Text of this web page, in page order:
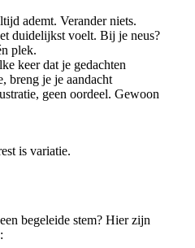
ademt. Verander niets.
duidelijkst voelt. Bij je neus?
plek.
keer dat je gedachten
breng je je aandacht
geen oordeel. Gewoon
is variatie.
begeleide stem? Hier zijn